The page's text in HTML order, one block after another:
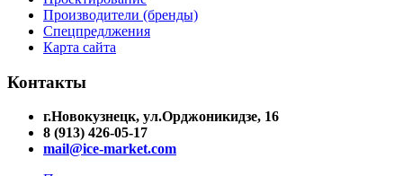
Производители (бренды)
Спецпредлжения
Карта сайта
Контакты
г.Новокузнецк, ул.Орджоникидзе, 16
8 (913) 426-05-17
mail@ice-market.com